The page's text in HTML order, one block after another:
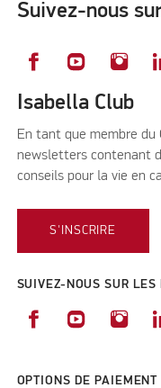
Suivez-nous
Isabella Club
En tant que membre du
newsletters contenant
conseils pour la vie en
S'INSCRIRE
SUIVEZ-NOUS SUR
OPTIONS DE PAIEMENT